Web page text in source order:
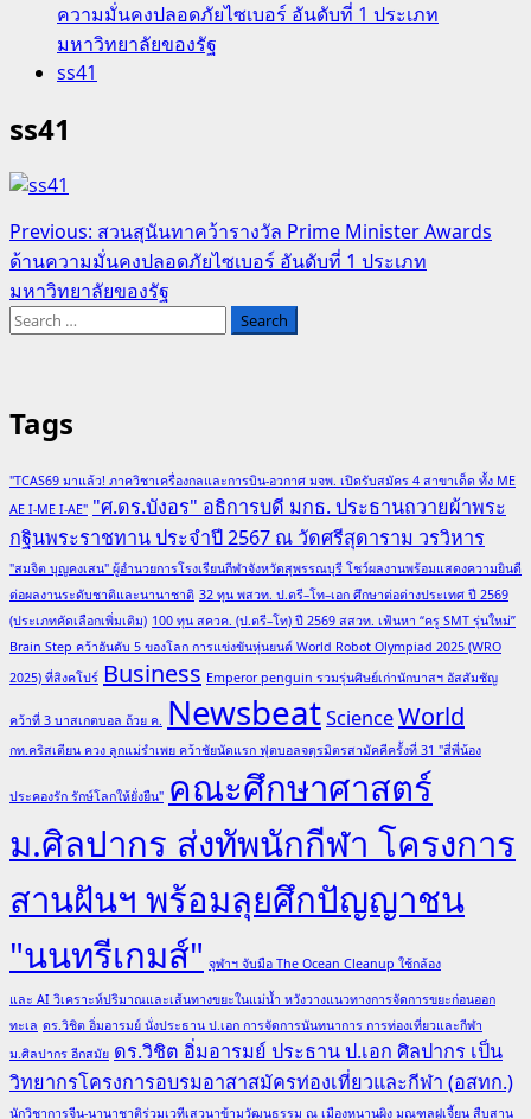
ความมั่นคงปลอดภัยไซเบอร์ อันดับที่ 1 ประเภท
มหาวิทยาลัยของรัฐ
ss41
ss41
Post
navigation
Previous: สวนสุนันทาคว้ารางวัล Prime Minister Awards
ด้านความมั่นคงปลอดภัยไซเบอร์ อันดับที่ 1 ประเภท
มหาวิทยาลัยของรัฐ
Search
for:
Tags
"TCAS69 มาแล้ว! ภาควิชาเครื่องกลและการบิน-อวกาศ มจพ. เปิดรับสมัคร 4 สาขาเด็ด ทั้ง ME
AE I-ME I-AE" "ศ.ดร.บังอร" อธิการบดี มกธ. ประธานถวายผ้าพระ
กฐินพระราชทาน ประจำปี 2567 ณ วัดศรีสุดาราม วรวิหาร
"สมจิต บุญคงเสน" ผู้อำนวยการโรงเรียนกีฬาจังหวัดสุพรรณบุรี โชว์ผลงานพร้อมแสดงความยินดี
ต่อผลงานระดับชาติและนานาชาติ 32 ทุน พสวท. ป.ตรี–โท–เอก ศึกษาต่อต่างประเทศ ปี 2569
(ประเภทคัดเลือกเพิ่มเติม) 100 ทุน สควค. (ป.ตรี–โท) ปี 2569 สสวท. เฟ้นหา “ครู SMT รุ่นใหม่”
Brain Step คว้าอันดับ 5 ของโลก การแข่งขันหุ่นยนต์ World Robot Olympiad 2025 (WRO
2025) ที่สิงคโปร์ Business Emperor penguin รวมรุ่นศิษย์เก่านักบาสฯ อัสสัมชัญ
คว้าที่ 3 บาสเกตบอล ถ้วย ค. NewsbeatScienceWorld
กท.คริสเตียน ควง ลูกแม่รำเพย คว้าชัยนัดแรก ฟุตบอลจตุรมิตรสามัคคีครั้งที่ 31 "สี่พี่น้อง
ประคองรัก รักษ์โลกให้ยั่งยืน" คณะศึกษาศาสตร์
ม.ศิลปากร ส่งทัพนักกีฬา โครงการ
สานฝันฯ พร้อมลุยศึกปัญญาชน
"นนทรีเกมส์" จุฬาฯ จับมือ The Ocean Cleanup ใช้กล้อง
และ AI วิเคราะห์ปริมาณและเส้นทางขยะในแม่น้ำ หวังวางแนวทางการจัดการขยะก่อนออก
ทะเล ดร.วิชิต อิ่มอารมย์ นั่งประธาน ป.เอก การจัดการนันทนาการ การท่องเที่ยวและกีฬา
ม.ศิลปากร อีกสมัย ดร.วิชิต อิ่มอารมย์ ประธาน ป.เอก ศิลปากร เป็น
วิทยากรโครงการอบรมอาสาสมัครท่องเที่ยวและกีฬา (อสทก.)
นักวิชาการจีน-นานาชาติร่วมเวทีเสวนาข้ามวัฒนธรรม ณ เมืองหนานผิง มณฑลฝูเจี้ยน สืบสาน